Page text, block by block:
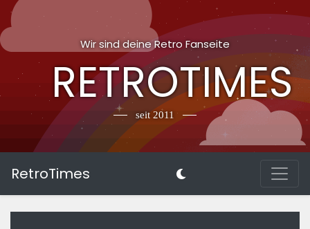
Wir sind deine Retro Fanseite
RETROTIMES
seit 2011
RetroTimes